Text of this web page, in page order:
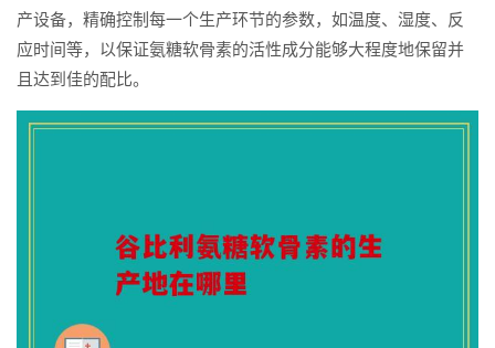
产设备，精确控制每一个生产环节的参数，如温度、湿度、反
应时间等，以保证氨糖软骨素的活性成分能够大程度地保留并
且达到佳的配比。